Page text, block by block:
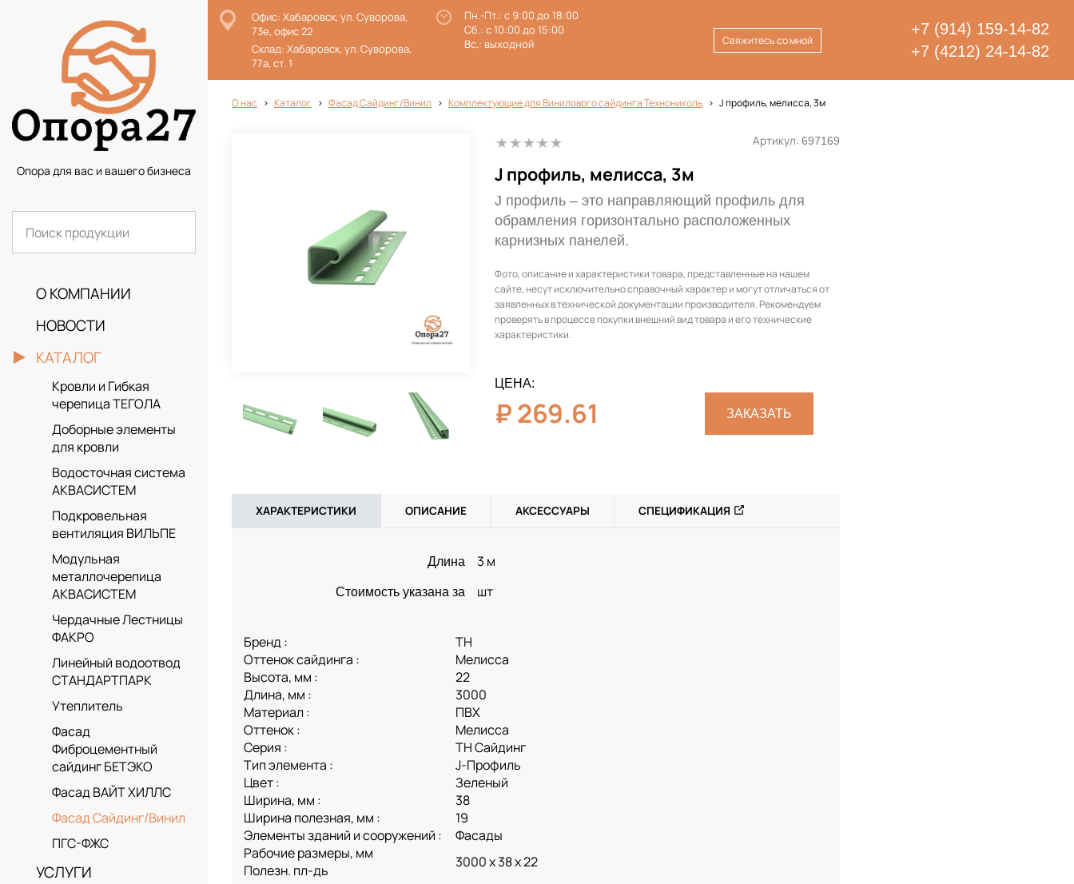
Опора для вас и вашего бизнеса
О КОМПАНИИ
НОВОСТИ
КАТАЛОГ
Кровли и Гибкая
черепица ТЕГОЛА
Доборные элементы
для кровли
Водосточная система
АКВАСИСТЕМ
Подкровельная
вентиляция ВИЛЬПЕ
Модульная
металлочерепица
АКВАСИСТЕМ
Чердачные Лестницы
ФАКРО
Линейный водоотвод
СТАНДАРТПАРК
Утеплитель
Фасад
Фиброцементный
сайдинг БЕТЭКО
Фасад ВАЙТ ХИЛЛС
Фасад Сайдинг/Винил
ПГС-ФЖС
УСЛУГИ
Офис: Хабаровск, ул. Суворова,
73е, офис 22
Склад: Хабаровск, ул. Суворова,
77а, ст. 1
Пн.-Пт.: с 9:00 до 18:00
Сб.: с 10:00 до 15:00
Вс.: выходной
+7 (914) 159-14-82
+7 (4212) 24-14-82
Свяжитесь со мной
О нас Каталог Фасад Сайдинг/Винил Комплектующие для Винилового сайдинга Технониколь J профиль, мелисса, 3м
Артикул: 697169
J профиль, мелисса, 3м
J профиль – это направляющий профиль для
обрамления горизонтально расположенных
карнизных панелей.
Фото, описание и характеристики товара, представленные на нашем
сайте, несут исключительно справочный характер и могут отличаться от
заявленных в технической документации производителя. Рекомендуем
проверять в процессе покупки внешний вид товара и его технические
характеристики.
ЦЕНА:
₽269.61 ЗАКАЗАТЬ
ХАРАКТЕРИСТИКИ ОПИСАНИЕ АКСЕССУАРЫ СПЕЦИФИКАЦИЯ
Длина 3 м
Стоимость указана за шт
Бренд :
ТН
Оттенок сайдинга :
Мелисса
Высота, мм :
22
Длина, мм :
3000
Материал :
ПВХ
Оттенок :
Мелисса
Серия :
ТН Сайдинг
Тип элемента :
J-Профиль
Цвет :
Зеленый
Ширина, мм :
38
Ширина полезная, мм :
19
Элементы зданий и сооружений :
Фасады
Рабочие размеры, мм
Полезн. пл-дь
3000 х 38 х 22